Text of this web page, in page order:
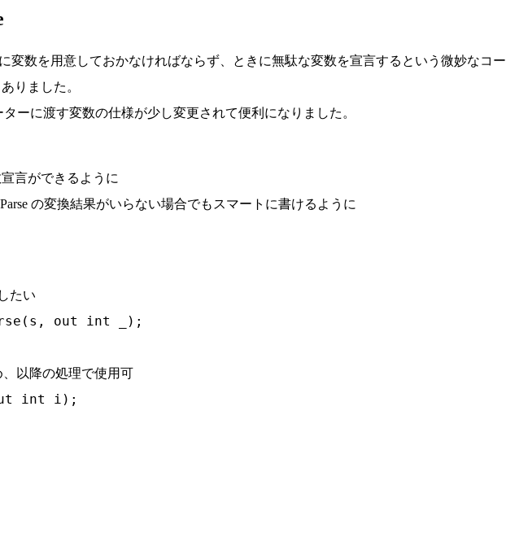
変数を用意しておかなければならず、ときに無駄な変数を宣言するという微妙なコー
りました。
ーに渡す変数の仕様が少し変更されて便利になりました。
言ができるように
の変換結果がいらない場合でもスマートに書けるように
たい
out int _);
以降の処理で使用可
int i);